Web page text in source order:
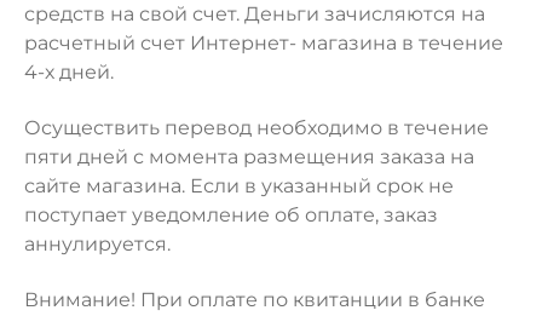
средств на свой счет. Деньги зачисляются на
расчетный счет Интернет- магазина в течение
4-х дней.
Осуществить перевод необходимо в течение
пяти дней с момента размещения заказа на
сайте магазина. Если в указанный срок не
поступает уведомление об оплате, заказ
аннулируется.
Внимание! При оплате по квитанции в банке